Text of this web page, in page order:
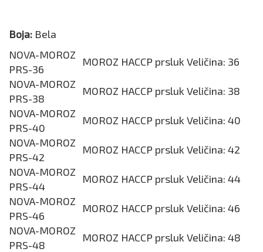
Boja: Bela
NOVA-MOROZ
PRS-36
MOROZ HACCP prsluk Veličina: 36
NOVA-MOROZ
PRS-38
MOROZ HACCP prsluk Veličina: 38
NOVA-MOROZ
PRS-40
MOROZ HACCP prsluk Veličina: 40
NOVA-MOROZ
PRS-42
MOROZ HACCP prsluk Veličina: 42
NOVA-MOROZ
PRS-44
MOROZ HACCP prsluk Veličina: 44
NOVA-MOROZ
PRS-46
MOROZ HACCP prsluk Veličina: 46
NOVA-MOROZ
PRS-48
MOROZ HACCP prsluk Veličina: 48